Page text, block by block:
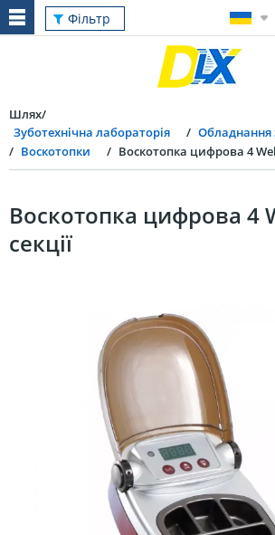
Фільтр
Шлях
Зуботехнічна лабораторія
Обладнання
Воскотопки
Воскотопка цифрова 4
Воскотопка цифрова 4
секції